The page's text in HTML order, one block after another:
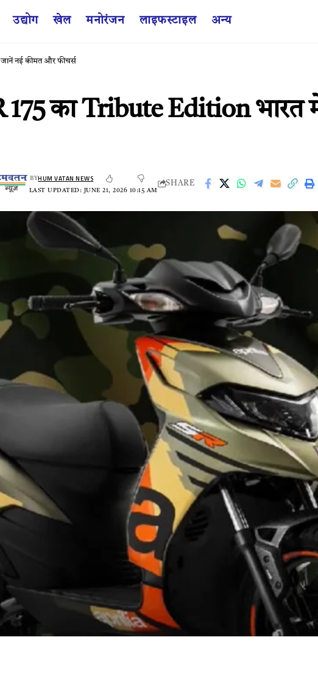
उद्योग खेल मनोरंजन लाइफस्टाइल अन्य
नई कीमत और फीचर्स
का Tribute Edition भारत
LAST UPDATED: JUNE 21, 2026 10:15 AM
BYHUM VATAN NEWS
SHARE